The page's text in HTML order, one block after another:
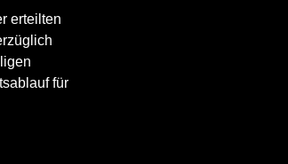
erteilten
für